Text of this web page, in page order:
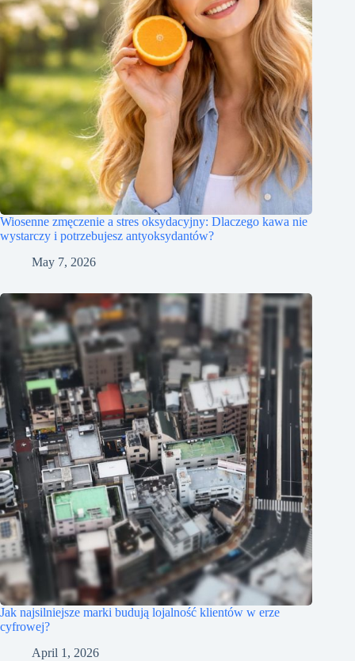
Wiosenne zmęczenie a stres oksydacyjny: Dlaczego kawa nie
wystarczy i potrzebujesz antyoksydantów?
May 7, 2026
Jak najsilniejsze marki budują lojalność klientów w erze
cyfrowej?
April 1, 2026